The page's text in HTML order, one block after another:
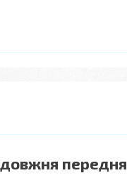
передня